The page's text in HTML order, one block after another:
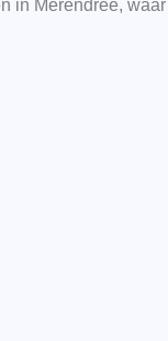
in Merendree,